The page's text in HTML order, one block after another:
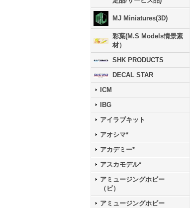
MJ Miniatures(3D)
彩葉(M.S Models情景素
材）
SHK PRODUCTS
DECAL STAR
ICM
IBG
アイラブキット
アオシマ*
アカデミー*
アスカモデル*
アミュージングホビー
（ビ）
アミュージングホビー